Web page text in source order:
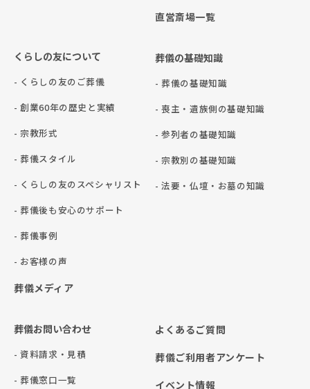
直営斎場一覧
くらしの友について
- くらしの友のご葬儀
- 創業60年の歴史と実績
- 宗教形式
- 葬儀スタイル
- くらしの友のスペシャリスト
- 葬儀後も安心のサポート
- 葬儀事例
- お客様の声
葬儀メディア
葬儀の基礎知識
- 葬儀の基礎知識
- 喪主・遺族側の基礎知識
- 参列者の基礎知識
- 宗教別の基礎知識
- 法要・仏壇・お墓の知識
葬儀お問い合わせ
- 資料請求・見積
- 葬儀窓口一覧
よくあるご質問
葬儀ご利用者アンケート
イベント情報